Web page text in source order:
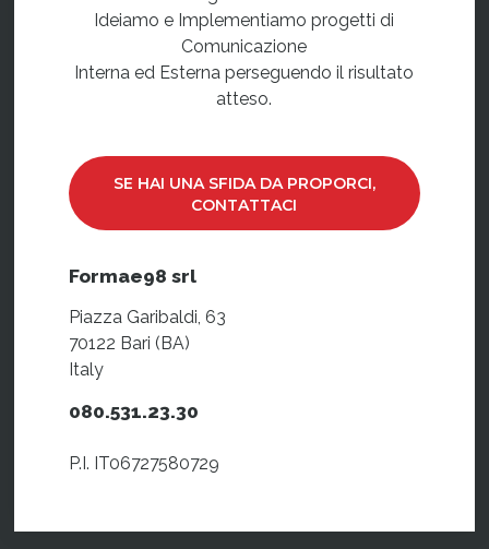
Ideiamo e Implementiamo progetti di
Comunicazione
Interna ed Esterna perseguendo il risultato
atteso.
SE HAI UNA SFIDA DA PROPORCI,
CONTATTACI
Formae98 srl
Piazza Garibaldi, 63
70122 Bari (BA)
Italy
080.531.23.30
P.I. IT06727580729